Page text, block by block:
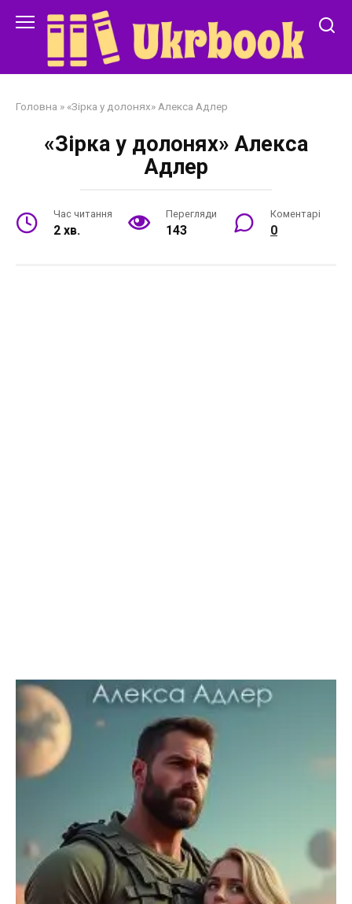
Головна » «Зірка у долонях» Алекса Адлер
«Зірка у долонях» Алекса
Адлер
Час читання
2 хв.
Перегляди
143
Коментарі
0